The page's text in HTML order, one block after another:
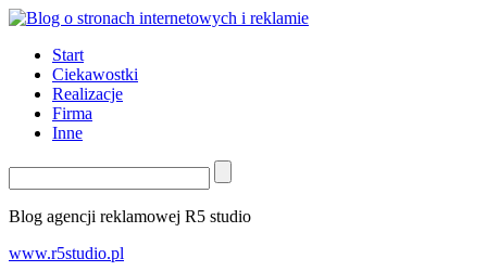
Start
Ciekawostki
Realizacje
Firma
Inne
Blog agencji reklamowej R5 studio
www.r5studio.pl